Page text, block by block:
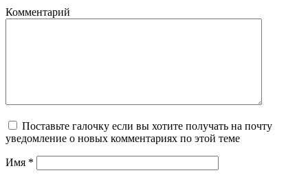
Комментарий
Поставьте галочку если вы хотите получать на почту
уведомление о новых комментариях по этой теме
Имя *